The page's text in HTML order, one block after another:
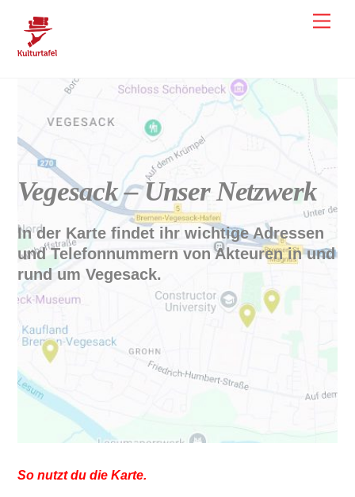
content
Vegesack & Umgebung –
Karte
Vegesack – Unser Netzwerk
In der Karte findet ihr wichtige Adressen
und Telefonnummern von Akteuren in und
rund um Vegesack.
So nutzt du die Karte.